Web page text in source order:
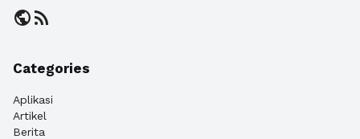
publicrss_feed
Categories
Aplikasi
Artikel
Berita